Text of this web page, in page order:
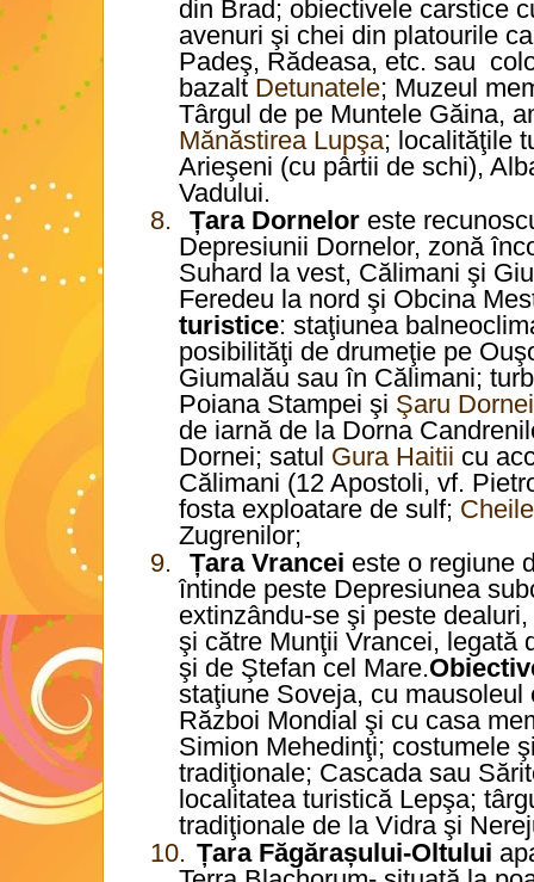
din Brad; obiectivele carstice
avenuri şi chei din platourile
Padeş, Rădeasa, etc. sau
bazalt Detunatele; Muzeul
Târgul de pe Muntele Găina,
Mănăstirea Lupşa; localităţile
Arieşeni (cu pârtii de schi),
Vadului.
8.
Țara Dornelor este
Depresiunii Dornelor, zonă
Suhard la vest, Călimani şi
Feredeu la nord şi Obcina
turistice: staţiunea
posibilităţi de drumeţie pe
Giumalău sau în Călimani;
Poiana Stampei şi Şaru Dornei
de iarnă de la Dorna
Dornei; satul Gura Haitii cu
Călimani (12 Apostoli, vf.
fosta exploatare de sulf;
Zugrenilor;
9.
Țara Vrancei este o regiune
întinde peste Depresiunea
extinzându-se şi peste
şi către Munţii Vrancei, legată
şi de Ştefan cel Mare.
staţiune Soveja, cu
Război Mondial şi cu casa
Simion Mehedinţi; costumele
tradiţionale; Cascada sau
localitatea turistică Lepşa;
tradiţionale de la Vidra şi
10. Țara Făgărașului-Oltului